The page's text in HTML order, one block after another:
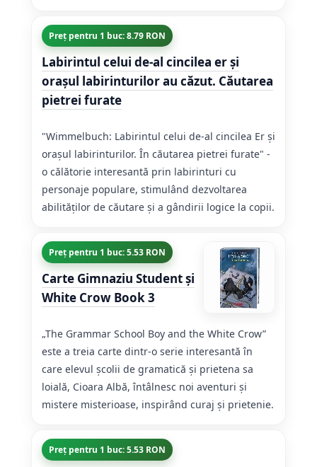
Preț pentru 1 buc: 8.79 RON
Labirintul celui de-al cincilea er şi
oraşul labirinturilor au căzut. Căutarea
pietrei furate
"Wimmelbuch: Labirintul celui de-al cincilea Er și
orașul labirinturilor. În căutarea pietrei furate" -
o călătorie interesantă prin labirinturi cu
personaje populare, stimulând dezvoltarea
abilităților de căutare și a gândirii logice la copii.
Preț pentru 1 buc: 5.53 RON
Carte Gimnaziu Student și
White Crow Book 3
„The Grammar School Boy and the White Crow”
este a treia carte dintr-o serie interesantă în
care elevul școlii de gramatică și prietena sa
loială, Cioara Albă, întâlnesc noi aventuri și
mistere misterioase, inspirând curaj și prietenie.
Preț pentru 1 buc: 5.53 RON